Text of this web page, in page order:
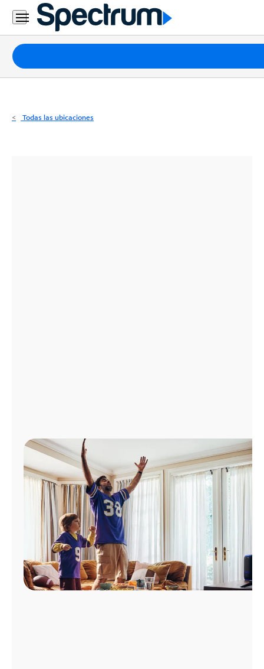
Residencial
Business
Paquetes
Internet
Todas las ubicaciones